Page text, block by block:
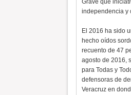
Grave que
independencia y
El 2016 ha sido
hecho oídos
recuento de 47
agosto de 2016,
para Todas y
defensoras de
Veracruz en